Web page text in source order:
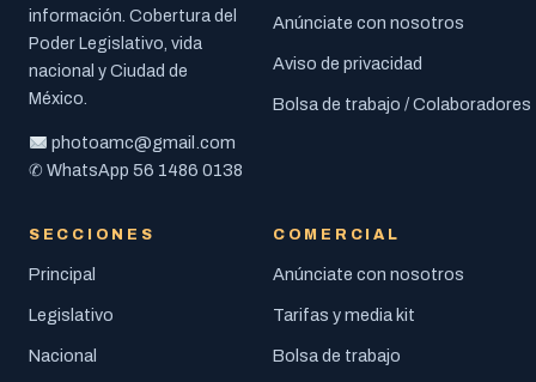
información. Cobertura del
Poder Legislativo, vida
nacional y Ciudad de
México.
photoamc@gmail.com
✆ WhatsApp 56 1486 0138
Anúnciate con nosotros
Aviso de privacidad
Bolsa de trabajo / Colaboradores
SECCIONES
Principal
Legislativo
Nacional
COMERCIAL
Anúnciate con nosotros
Tarifas y media kit
Bolsa de trabajo